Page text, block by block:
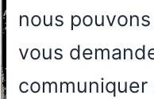
nous
vous